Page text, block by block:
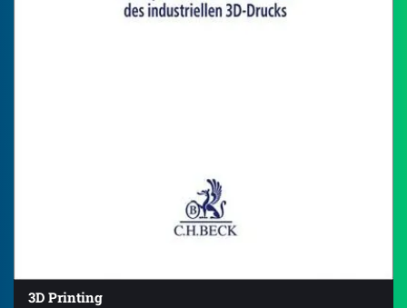
3D Printing